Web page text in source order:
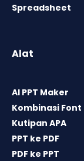
Spreadsheet
Alat
AI PPT Maker
Kombinasi Font
Kutipan APA
PPT ke PDF
PDF ke PPT